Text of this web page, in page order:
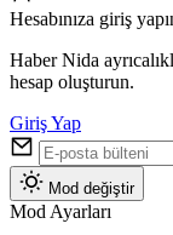
Hesabınıza giriş
Haber Nida
hesap oluşturun.
Giriş Yap
Mod değiştir
Mod Ayarları